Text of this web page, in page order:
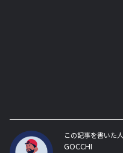
この記事を書いた人
GOCCHI